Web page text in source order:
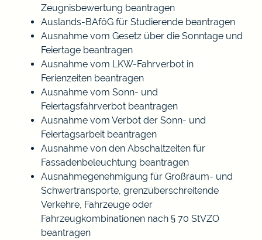
Zeugnisbewertung beantragen
Auslands-BAföG für Studierende beantragen
Ausnahme vom Gesetz über die Sonntage und
Feiertage beantragen
Ausnahme vom LKW-Fahrverbot in
Ferienzeiten beantragen
Ausnahme vom Sonn- und
Feiertagsfahrverbot beantragen
Ausnahme vom Verbot der Sonn- und
Feiertagsarbeit beantragen
Ausnahme von den Abschaltzeiten für
Fassadenbeleuchtung beantragen
Ausnahmegenehmigung für Großraum- und
Schwertransporte, grenzüberschreitende
Verkehre, Fahrzeuge oder
Fahrzeugkombinationen nach § 70 StVZO
beantragen